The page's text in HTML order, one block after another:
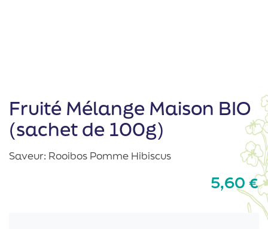
Fruité Mélange Maison BIO
(sachet de 100g)
Saveur: Rooibos Pomme Hibiscus
5,60 €